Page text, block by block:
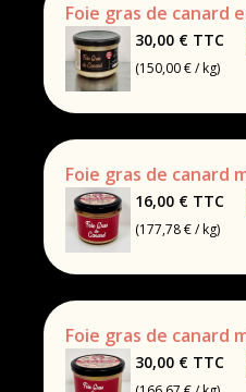
Foie gras de canard
30,00 € TTC
(150,00 € / kg)
Foie gras de canard
16,00 € TTC
(177,78 € / kg)
Foie gras de canard
30,00 € TTC